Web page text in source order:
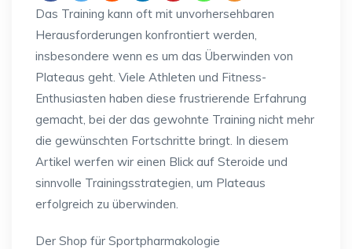
Das Training kann oft mit unvorhersehbaren
Herausforderungen konfrontiert werden,
insbesondere wenn es um das Überwinden von
Plateaus geht. Viele Athleten und Fitness-
Enthusiasten haben diese frustrierende Erfahrung
gemacht, bei der das gewohnte Training nicht mehr
die gewünschten Fortschritte bringt. In diesem
Artikel werfen wir einen Blick auf Steroide und
sinnvolle Trainingsstrategien, um Plateaus
erfolgreich zu überwinden.
Der Shop für Sportpharmakologie